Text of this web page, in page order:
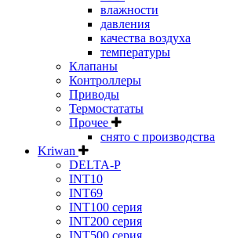
влажности
давления
качества воздуха
температуры
Клапаны
Контроллеры
Приводы
Термостататы
Прочее
снято с производства
Kriwan
DELTA-P
INT10
INT69
INT100 серия
INT200 серия
INT500 серия